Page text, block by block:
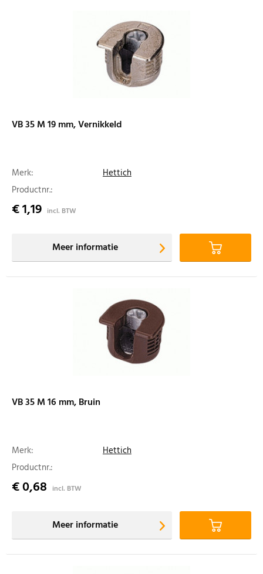
VB 35 M 19 mm, Vernikkeld
Merk:
Hettich
Productnr.:
€ 1,19 incl. BTW
Meer informatie
VB 35 M 16 mm, Bruin
Merk:
Hettich
Productnr.:
€ 0,68 incl. BTW
Meer informatie